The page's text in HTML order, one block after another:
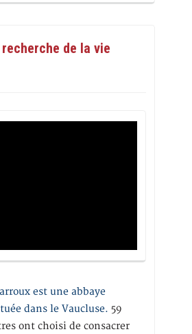
de la vie
est une abbaye
dans le Vaucluse. 59
ont choisi de consacrer